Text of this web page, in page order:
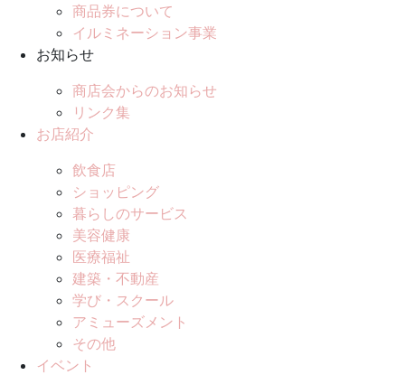
商品券について
イルミネーション事業
お知らせ
商店会からのお知らせ
リンク集
お店紹介
飲食店
ショッピング
暮らしのサービス
美容健康
医療福祉
建築・不動産
学び・スクール
アミューズメント
その他
イベント